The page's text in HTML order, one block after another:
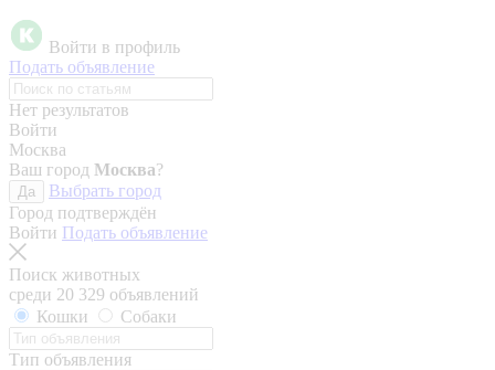
Войти в профиль
Подать объявление
Нет результатов
Войти
Москва
Ваш город Москва?
Да
Выбрать город
Город подтверждён
Войти Подать объявление
Поиск животных
среди 20 329 объявлений
Кошки
Собаки
Тип объявления